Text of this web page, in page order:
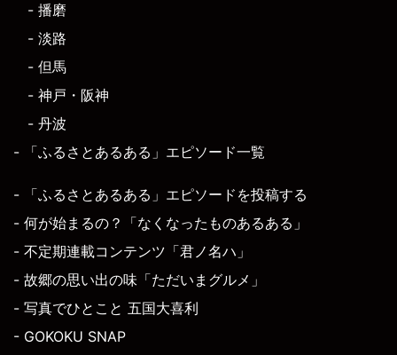
- 播磨
- 淡路
- 但馬
- 神戸・阪神
- 丹波
- 「ふるさとあるある」エピソード一覧
- 「ふるさとあるある」エピソードを投稿する
- 何が始まるの？「なくなったものあるある」
- 不定期連載コンテンツ「君ノ名ハ」
- 故郷の思い出の味「ただいまグルメ」
- 写真でひとこと 五国大喜利
- GOKOKU SNAP